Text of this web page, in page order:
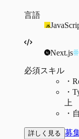
言語
Next.js
必須スキル
・
・
上
・
詳しく見る 募